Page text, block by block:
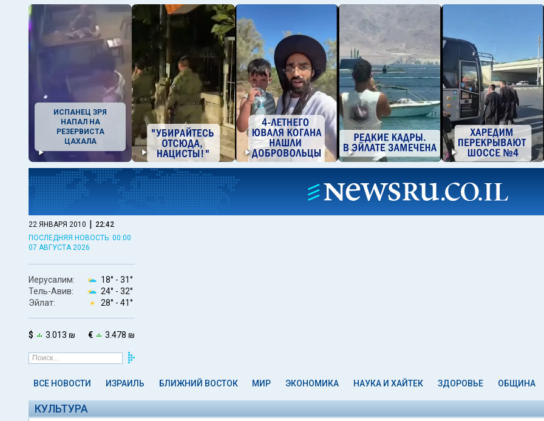
ИСПАНЕЦ ЗРЯ
НАПАЛ НА
РЕЗЕРВИСТА
ЦАХАЛА
22 ЯНВАРЯ 2010 | 22:42
ПОСЛЕДНЯЯ НОВОСТЬ: 00:00
07 АВГУСТА 2026
Иерусалим: 18° - 31°
Тель-Авив:
24° - 32°
Эйлат:
28° - 41°
$ 3.013 ₪ € 3.478 ₪
ВСЕ НОВОСТИ ИЗРАИЛЬ БЛИЖНИЙ ВОСТОК МИР ЭКОНОМИКА НАУКА И ХАЙТЕК ЗДОРОВЬЕ ОБЩИНА
КУЛЬТУРА